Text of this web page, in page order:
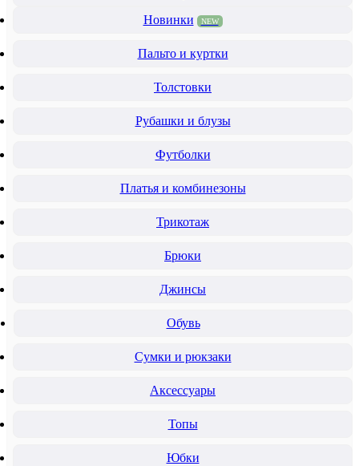
Новинки
NEW
Пальто и куртки
Толстовки
Рубашки и блузы
Футболки
Платья и комбинезоны
Трикотаж
Брюки
Джинсы
Обувь
Сумки и рюкзаки
Аксессуары
Топы
Юбки